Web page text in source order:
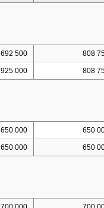
692 500 808
925 000 808
650 000 650
650 000 650